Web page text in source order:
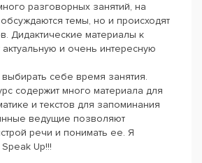
разговорных занятий, на
темы, но и происходят
Дидактические материалы к
и очень интересную
себе время занятия.
содержит много материала для
и текстов для запоминания
ведущие позволяют
речи и понимать ее. Я
Up!!!